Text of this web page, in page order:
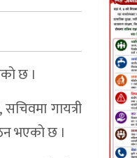
छ ।
गायत्री
भएकाे छ ।